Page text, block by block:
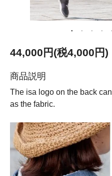
44,000円(税4,000円)
商品説明
The isa logo on the back
as the fabric.